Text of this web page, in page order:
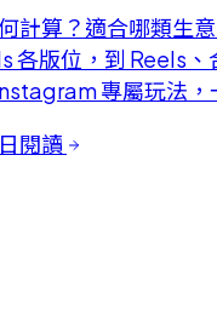
計算？適合哪類生
各版位，到 Reels、
專屬玩法，
閱讀